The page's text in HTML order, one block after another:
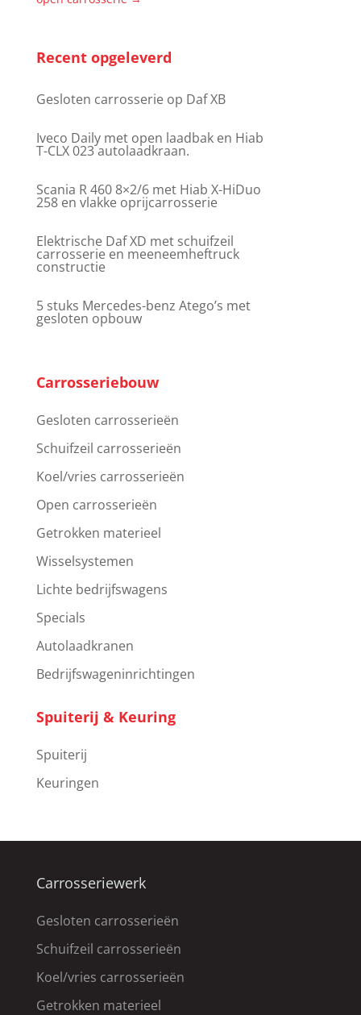
Recent opgeleverd
Gesloten carrosserie op Daf XB
Iveco Daily met open laadbak en Hiab
T-CLX 023 autolaadkraan.
Scania R 460 8×2/6 met Hiab X-HiDuo
258 en vlakke oprijcarrosserie
Elektrische Daf XD met schuifzeil
carrosserie en meeneemheftruck
constructie
5 stuks Mercedes-benz Atego’s met
gesloten opbouw
Carrosseriebouw
Gesloten carrosserieën
Schuifzeil carrosserieën
Koel/vries carrosserieën
Open carrosserieën
Getrokken materieel
Wisselsystemen
Lichte bedrijfswagens
Specials
Autolaadkranen
Bedrijfswageninrichtingen
Spuiterij & Keuring
Spuiterij
Keuringen
Carrosseriewerk
Gesloten carrosserieën
Schuifzeil carrosserieën
Koel/vries carrosserieën
Getrokken materieel